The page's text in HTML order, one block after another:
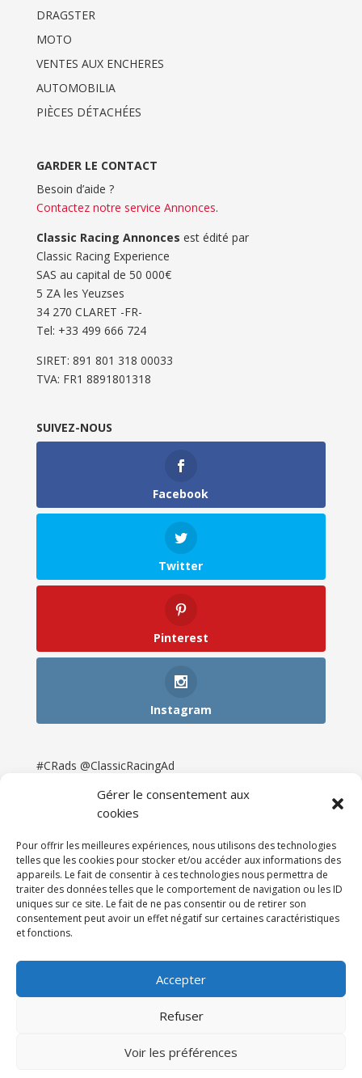
Gérer le consentement aux
cookies
Pour offrir les meilleures expériences, nous utilisons des technologies
telles que les cookies pour stocker et/ou accéder aux informations des
appareils. Le fait de consentir à ces technologies nous permettra de
traiter des données telles que le comportement de navigation ou les ID
uniques sur ce site. Le fait de ne pas consentir ou de retirer son
consentement peut avoir un effet négatif sur certaines caractéristiques
et fonctions.
Accepter
Refuser
Voir les préférences
DRAGSTER
MOTO
VENTES AUX ENCHERES
AUTOMOBILIA
PIÈCES DÉTACHÉES
GARDER LE CONTACT
Besoin d’aide ?
Contactez notre service Annonces.
Classic Racing Annonces est édité par
Classic Racing Experience
SAS au capital de 50 000€
5 ZA les Yeuzses
34 270 CLARET -FR-
Tel: ‭+33 499 666 724‬
SIRET: 891 801 318 00033
TVA: FR1 8891801318
SUIVEZ-NOUS
Facebook
Twitter
Pinterest
Instagram
#CRads @ClassicRacingAd
Newsletter & Presse
Partenaires
Tarifs
Espace Client
121DigitalGroup |